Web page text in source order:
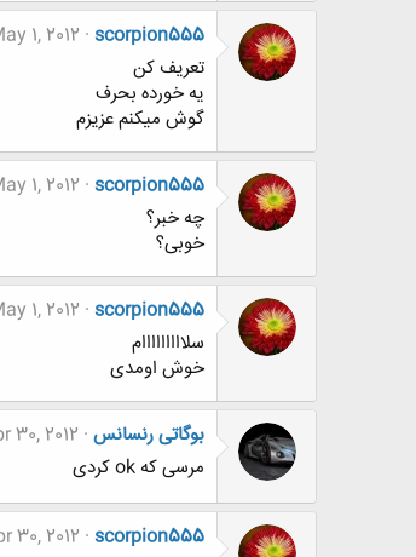
scorpion555
1, 2012
تعریف کن
یه خورده بحرف
گوش میکنم عزیزم
scorpion555
1, 2012
چه خبر؟
خوبی؟
scorpion555
1, 2012
سلااااااااام
خوش اومدی
بوگاتی رنسانس 30, 2012
مرسی که ok کردی
scorpion555
30, 2012